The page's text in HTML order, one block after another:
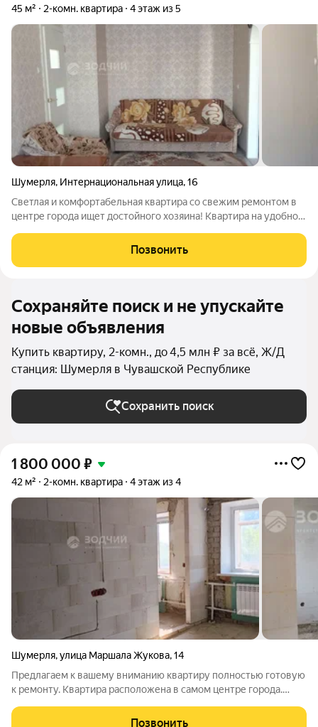
45 м² 2-комн. квартира 4 этаж из 5
Шумерля, Интернациональная улица,16
Светлая и комфортабельная квартира со свежим ремонтом в
центре города ищет достойного хозяина! Квартира на удобном
подъезд находится не близко к дороге. Два взрослых
собственника. Никто не живет
Позвонить
Сохраняйте поиск и не упускайте
новые объявления
Купить квартиру, 2-комн., до 4,5 млн ₽ за всё, Ж/Д
станция: Шумерля в Чувашской Республике
Сохранить поиск
1 800 000 ₽
42 м² 2-комн. квартира 4 этаж из 4
Шумерля,улица Маршала Жукова,14
Предлагаем к вашему вниманию квартиру полностью готовую
к ремонту. Квартира расположена в самом центре города.
стадион и т.д В квартире полностью демонтированы пол,
Позвонить